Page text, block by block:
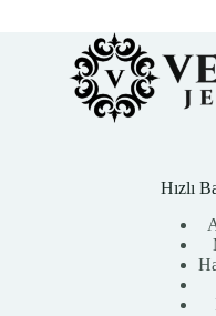
Hızlı